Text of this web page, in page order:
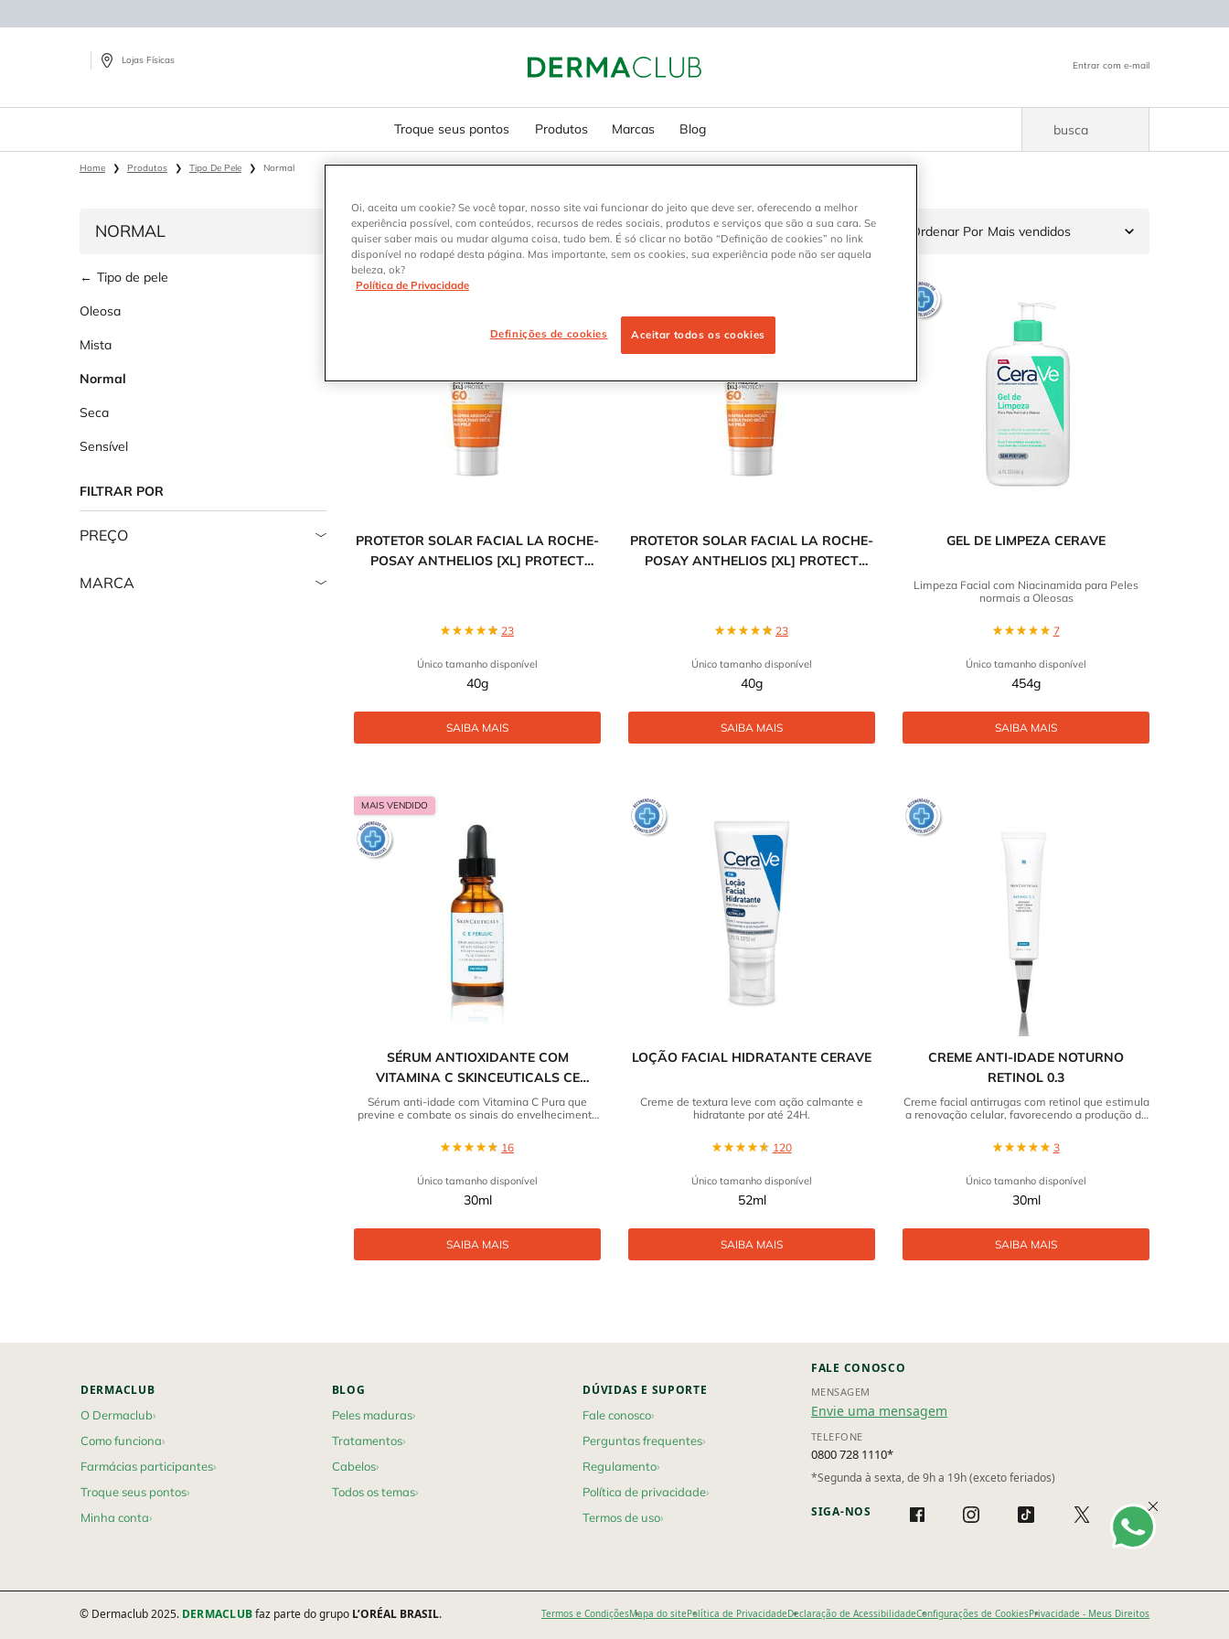
Lojas Físicas Entrar com e-mail
Troque seus pontos Produtos Marcas Blog
busca
Home Produtos Tipo De Pele Normal
NORMAL 36 produtos Ordenar Por
Refinements menu
Normal
Tipo de pele
Oleosa
Mista
Normal
Seca
Sensível
FILTRAR POR
PREÇO
MARCA
PROTETOR SOLAR FACIAL LA ROCHE-
POSAY ANTHELIOS [XL] PROTECT
23
Único tamanho disponível
40g
SAIBA MAIS
PROTETOR SOLAR FACIAL LA ROCHE-
POSAY ANTHELIOS [XL] PROTECT
23
Único tamanho disponível
40g
SAIBA MAIS
GEL DE LIMPEZA CERAVE
Limpeza Facial com Niacinamida para Peles
normais a Oleosas
7
Único tamanho disponível
454g
SAIBA MAIS
MAIS VENDIDO
SÉRUM ANTIOXIDANTE COM
VITAMINA C SKINCEUTICALS CE
FERULIC
Sérum anti-idade com Vitamina C Pura que
previne e combate os sinais do envelhecimento
16
Único tamanho disponível
30ml
SAIBA MAIS
LOÇÃO FACIAL HIDRATANTE CERAVE
Creme de textura leve com ação calmante e
hidratante por até 24H.
120
Único tamanho disponível
52ml
SAIBA MAIS
CREME ANTI-IDADE NOTURNO
RETINOL 0.3
Creme facial antirrugas com retinol que estimula
a renovação celular, favorecendo a produção de
3
Único tamanho disponível
30ml
SAIBA MAIS
DERMACLUB
O Dermaclub
Como funciona
Farmácias participantes
Troque seus pontos
Minha conta
BLOG
Peles maduras
Tratamentos
Cabelos
Todos os temas
DÚVIDAS E SUPORTE
Fale conosco
Perguntas frequentes
Regulamento
Política de privacidade
Termos de uso
FALE CONOSCO
MENSAGEM
Envie uma mensagem
TELEFONE
0800 728 1110*
*Segunda à sexta, de 9h a 19h (exceto feriados)
SIGA-NOS
© Dermaclub 2025. DERMACLUBfaz parte do grupo L’ORÉAL BRASIL. Termos e CondiçõesMapa do sitePolítica de PrivacidadeDeclaração de AcessibilidadeConfigurações de CookiesPrivacidade - Meus Direitos
Oi, aceita um cookie? Se você topar, nosso site vai funcionar do jeito que deve ser, oferecendo a melhor
experiência possível, com conteúdos, recursos de redes sociais, produtos e serviços que são a sua cara. Se
quiser saber mais ou mudar alguma coisa, tudo bem. É só clicar no botão “Definição de cookies” no link
disponível no rodapé desta página. Mas importante, sem os cookies, sua experiência pode não ser aquela
beleza, ok?
Política de Privacidade
Definições de cookies Aceitar todos os cookies